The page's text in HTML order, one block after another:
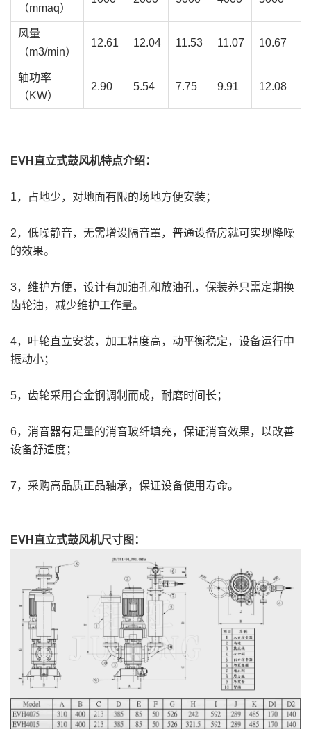
（mmaq）
风量
（m3/min）
12.61 12.04 11.53 11.07 10.67
轴功率
（KW）
2.90 5.54 7.75 9.91 12.08
EVH直立式鼓风机特点介绍：
1，占地少，对地面有限的场地方便安装；
2，低噪静音，无需增设隔音罩，普通设备房就可实现降噪
的效果。
3，维护方便，设计有加油孔和放油孔，保装养只需定期换
齿轮油，减少维护工作量。
4，叶轮直立安装，加工精度高，动平衡稳定，设备运行中
振动小；
5，齿轮采用合金钢调制而成，耐磨时间长；
6，消音器有足量的消音玻纤填充，保证消音效果，以改善
设备舒适度；
7，采购高品质正品轴承，保证设备使用寿命。
EVH直立式鼓风机尺寸图：